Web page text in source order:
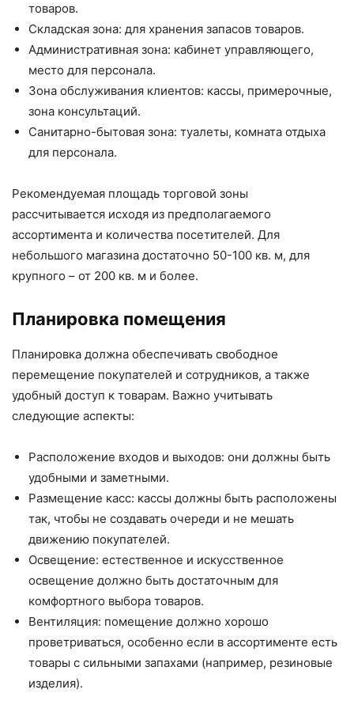
товаров.
Складская зона: для хранения запасов товаров.
Административная зона: кабинет управляющего,
место для персонала.
Зона обслуживания клиентов: кассы, примерочные,
зона консультаций.
Санитарно-бытовая зона: туалеты, комната отдыха
для персонала.
Рекомендуемая площадь торговой зоны
рассчитывается исходя из предполагаемого
ассортимента и количества посетителей. Для
небольшого магазина достаточно 50-100 кв. м, для
крупного – от 200 кв. м и более.
Планировка помещения
Планировка должна обеспечивать свободное
перемещение покупателей и сотрудников, а также
удобный доступ к товарам. Важно учитывать
следующие аспекты:
Расположение входов и выходов: они должны быть
удобными и заметными.
Размещение касс: кассы должны быть расположены
так, чтобы не создавать очереди и не мешать
движению покупателей.
Освещение: естественное и искусственное
освещение должно быть достаточным для
комфортного выбора товаров.
Вентиляция: помещение должно хорошо
проветриваться, особенно если в ассортименте есть
товары с сильными запахами (например, резиновые
изделия).